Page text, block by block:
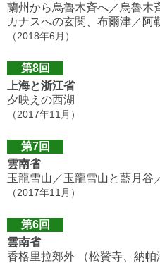
蘭州から烏魯木斉へ／烏魯木
カナスへの玄関、布爾津／阿
（2018年6月）
第8回
上海と浙江省
夕映えの西湖
（2017年11月）
第7回
雲南省
玉龍雪山／玉龍雪山と藍月谷
（2017年11月）
第6回
雲南省
香格里拉郊外 （松贊寺、納帕